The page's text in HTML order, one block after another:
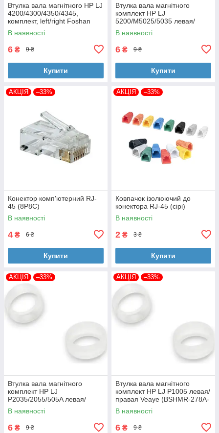
Втулка вала магнітного HP LJ
4200/4300/4350/4345,
комплект, left/right Foshan
(MAG-1338A-BSH-Foshan)
В наявності
6 ₴ 9 ₴
Купити
Втулка вала магнітного
комплект HP LJ
5200/M5025/5035 левая/
правая Foshan (MAG-7516A-
BSH-Foshan)
В наявності
6 ₴ 9 ₴
Купити
АКЦІЯ –33%
Конектор комп'ютерний RJ-
45 (8P8C)
В наявності
4 ₴ 6 ₴
Купити
АКЦІЯ –33%
Ковпачок ізолюючий до
конектора RJ-45 (сірі)
В наявності
2 ₴ 3 ₴
Купити
АКЦІЯ –33%
Втулка вала магнітного
комплект HP LJ
P2035/2055/505A левая/
правая Veaye (BSHMR-505A-
VE)
В наявності
6 ₴ 9 ₴
АКЦІЯ –33%
Втулка вала магнітного
комплект HP LJ P1005 левая/
правая Veaye (BSHMR-278A-
VE)
В наявності
6 ₴ 9 ₴